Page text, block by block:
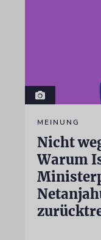
MEINUNG
Nicht
Warum